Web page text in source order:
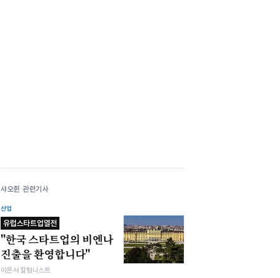
샤오쥔 관련기사
산업
유럽스타트업열전
"한국 스타트업의 비엔나
진출을 환영합니다"
이은서 칼럼니스트